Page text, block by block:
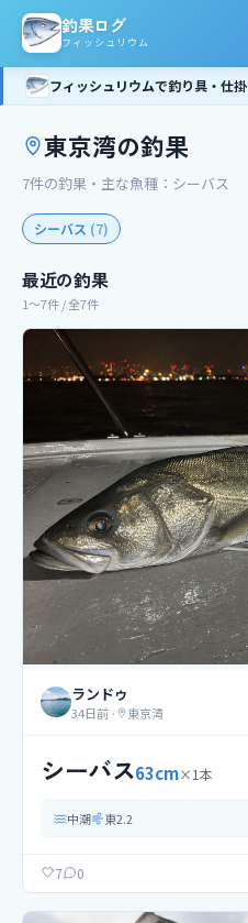
釣果ログ
フィッシュリウム
フィッシュリウムで釣り具・仕
東京湾の釣果
7件の釣果 ・主な魚種： シーバス
シーバス (7)
最近の釣果
1〜7件 / 全7件
ランドゥ
34日前 · 東京湾
シーバス63cm×1本
中潮 東2.2
7 0